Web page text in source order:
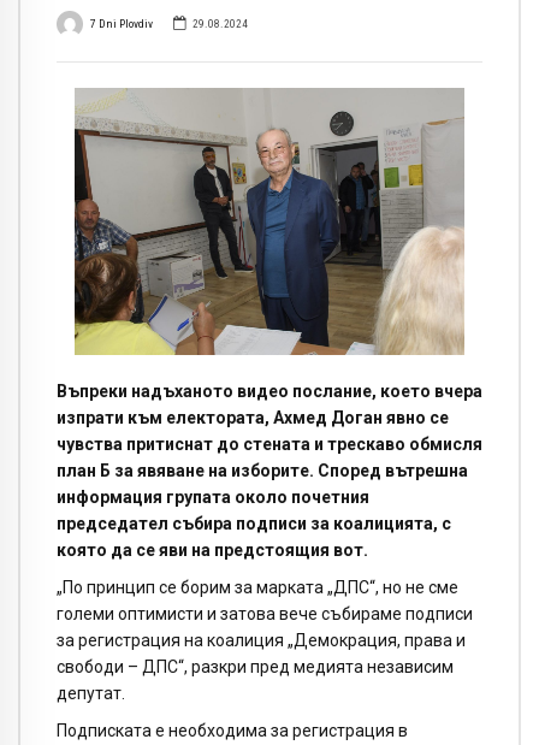
7 Dni Plovdiv 29.08.2024
Въпреки надъханото видео послание, което вчера
изпрати към електората, Ахмед Доган явно се
чувства притиснат до стената и трескаво обмисля
план Б за явяване на изборите. Според вътрешна
информация групата около почетния
председател събира подписи за коалицията, с
която да се яви на предстоящия вот.
„По принцип се борим за марката „ДПС“, но не сме
големи оптимисти и затова вече събираме подписи
за регистрация на коалиция „Демокрация, права и
свободи – ДПС“, разкри пред медията независим
депутат.
Подписката е необходима за регистрация в